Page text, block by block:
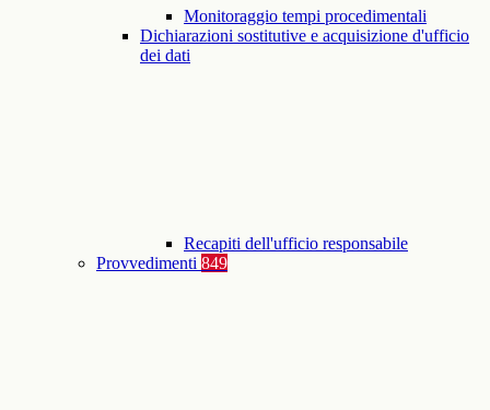
Monitoraggio tempi procedimentali
Dichiarazioni sostitutive e acquisizione d'ufficio
dei dati
Recapiti dell'ufficio responsabile
Provvedimenti 849